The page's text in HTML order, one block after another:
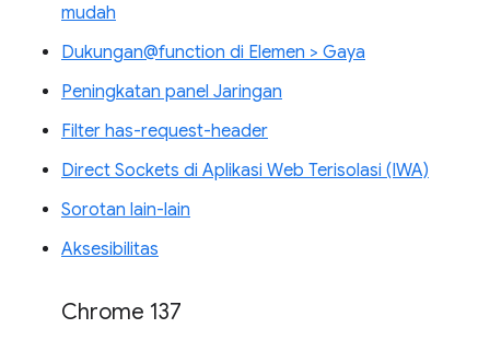
mudah
Dukungan@function di Elemen > Gaya
Peningkatan panel Jaringan
Filter has-request-header
Direct Sockets di Aplikasi Web Terisolasi (IWA)
Sorotan lain-lain
Aksesibilitas
Chrome 137